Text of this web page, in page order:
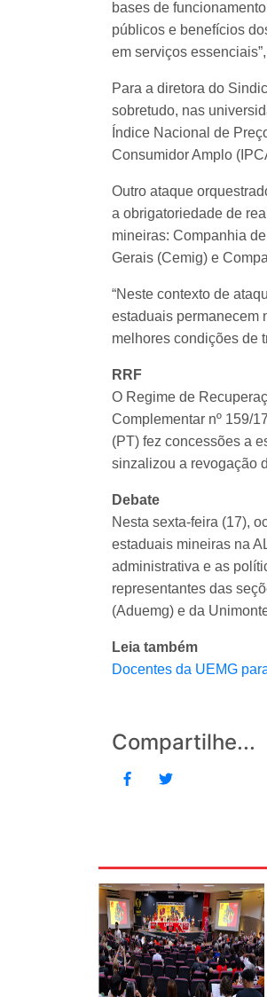
bases de
públicos e benefícios
em serviços
Para a diretora do
sobretudo, nas
Índice Nacional de
Consumidor Amplo
Outro ataque
a obrigatoriedade de
mineiras: Companhia
Gerais (Cemig) e
“Neste contexto de
estaduais permanecem
melhores condições de
RRF
O Regime de
Complementar nº 159/
(PT) fez concessões a
sinzalizou a revogação
Debate
Nesta sexta-feira (17),
estaduais mineiras na
administrativa e as
representantes das
(Aduemg) e da
Leia também
Docentes da UEMG
Compartilhe...